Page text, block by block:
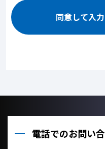
お問い合せ頂いた内容に関
ん。
利用目的の達成に必要な範
他の事業者へ個人情報を委
同意して入
電話でのお問い